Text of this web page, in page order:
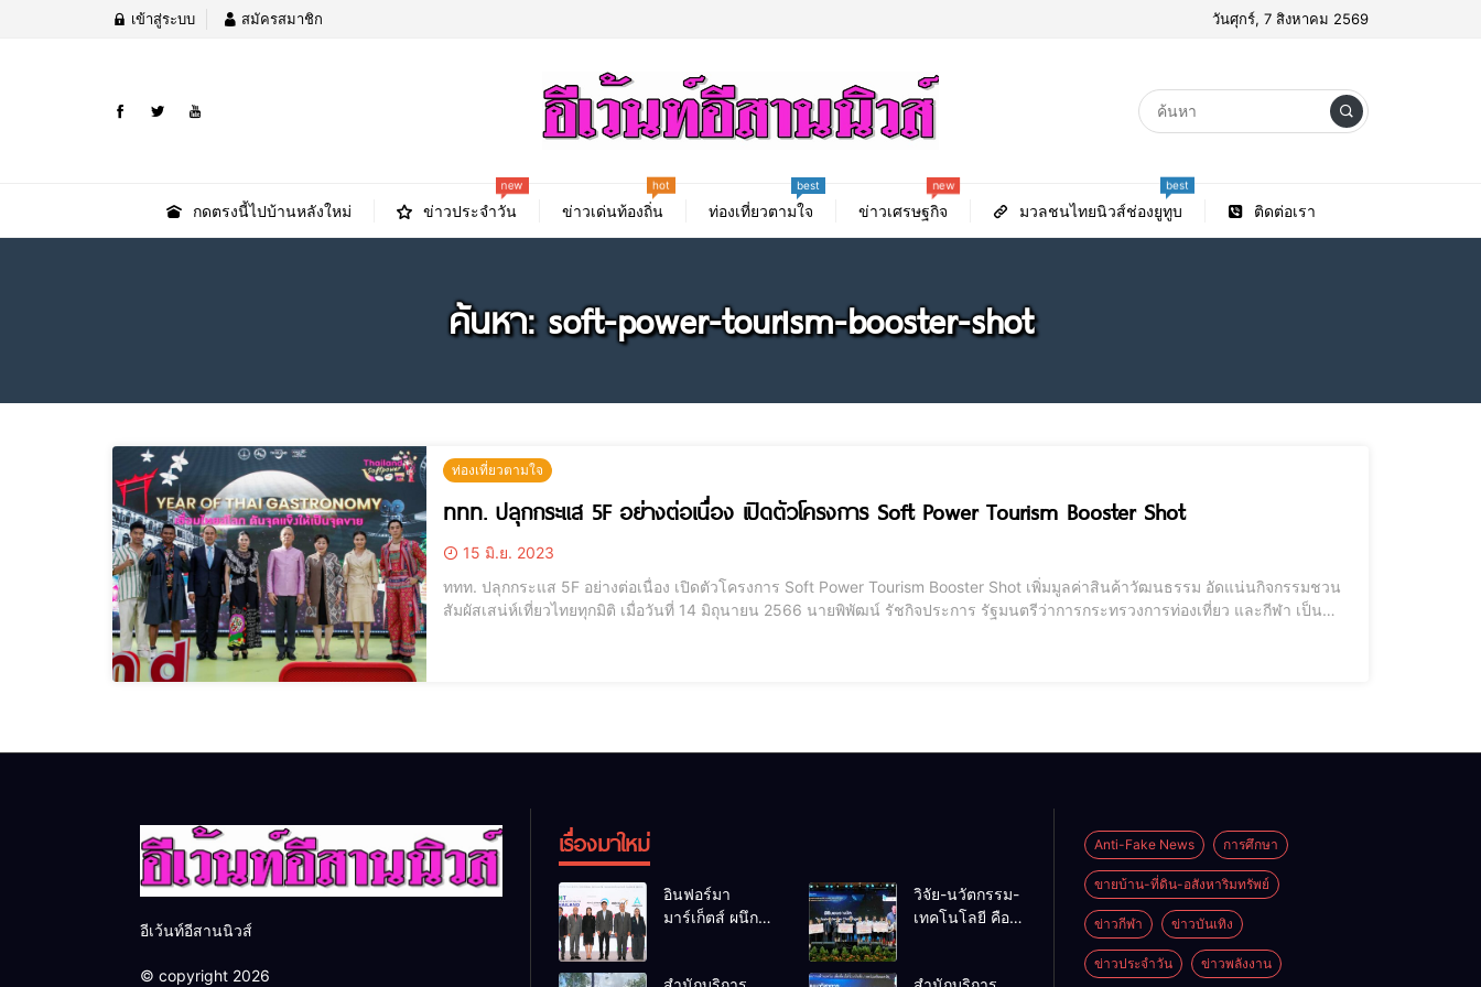
เข้าสู่ระบบ สมัครสมาชิก วันศุกร์, 7 สิงหาคม 2569
กดตรงนี้ไปบ้านหลังใหม่ ข่าวประจำวัน
new
ข่าวเด่นท้องถิ่น ท่องเที่ยวตามใจ
best
ข่าวเศรษฐกิจ
new
มวลชนไทยนิวส์ช่องยูทูบ ติดต่อเรา
ค้นหา: soft-power-tourism-booster-shot
ท่องเที่ยวตามใจ
ททท. ปลุกกระแส 5F อย่างต่อเนื่อง เปิดตัวโครงการ Soft Power Tourism Booster Shot
15 มิ.ย. 2023
ททท. ปลุกกระแส 5F อย่างต่อเนื่อง เปิดตัวโครงการ Soft Power Tourism Booster Shot เพิ่มมูลค่าสินค้าวัฒนธรรม อัดแน่นกิจกรรมชวน
สัมผัสเสน่ห์เที่ยวไทยทุกมิติ เมื่อวันที่ 14 มิถุนายน 2566 นายพิพัฒน์ รัชกิจประการ รัฐมนตรีว่าการกระทรวงการท่องเที่ยว และกีฬา เป็น
อีเว้นท์อีสานนิวส์
© copyright 2026
เรื่องมาใหม่
อินฟอร์มา
มาร์เก็ตส์ ผนึก
วิจัย-นวัตกรรม-
เทคโนโลยี คือ
Anti-Fake News การศึกษา
ขายบ้าน-ที่ดิน-อสังหาริมทรัพย์
ข่าวกีฬา ข่าวบันเทิง
ข่าวประจำวัน ข่าวพลังงาน